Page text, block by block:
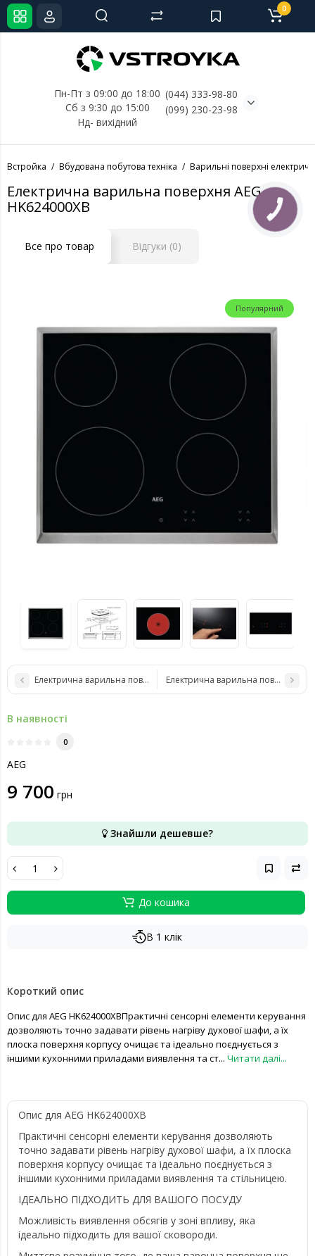
Пн-Пт з 09:00 до 18:00
Сб з 9:30 до 15:00
Нд- вихідний
(044) 333-98-80
(099) 230-23-98
0
Встройка Вбудована побутова техніка Варильні поверхні
Електрична варильна поверхня AEG
HK624000XB
Все про товар Відгуки (0)
Популярний
Електрична варильна поверхня AEG HK654070IB
Електрична варильна поверхня
В наявності
0
AEG
9 700 грн
Знайшли дешевше?
До кошика
В 1 клік
Короткий опис
Опис для AEG HK624000XBПрактичні сенсорні елементи керування
дозволяють точно задавати рівень нагріву духової шафи, а їх
плоска поверхня корпусу очищає та ідеально поєднується з
іншими кухонними приладами виявлення та ст... Читати далі...
Опис для AEG HK624000XB
Практичні сенсорні елементи керування дозволяють
точно задавати рівень нагріву духової шафи, а їх плоска
поверхня корпусу очищає та ідеально поєднується з
іншими кухонними приладами виявлення та стільницею.
ІДЕАЛЬНО ПІДХОДИТЬ ДЛЯ ВАШОГО ПОСУДУ
Можливість виявлення обсягів у зоні впливу, яка
ідеально підходить для вашої сковороди.
КНОПКА
СВЯЗИ